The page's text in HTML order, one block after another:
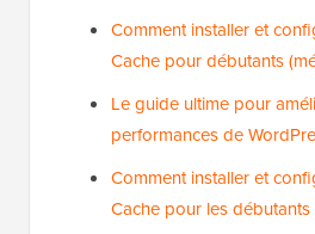
Comment installer et
Cache pour débutants
Le guide ultime pour
performances de
Comment installer et
Cache pour les débutants